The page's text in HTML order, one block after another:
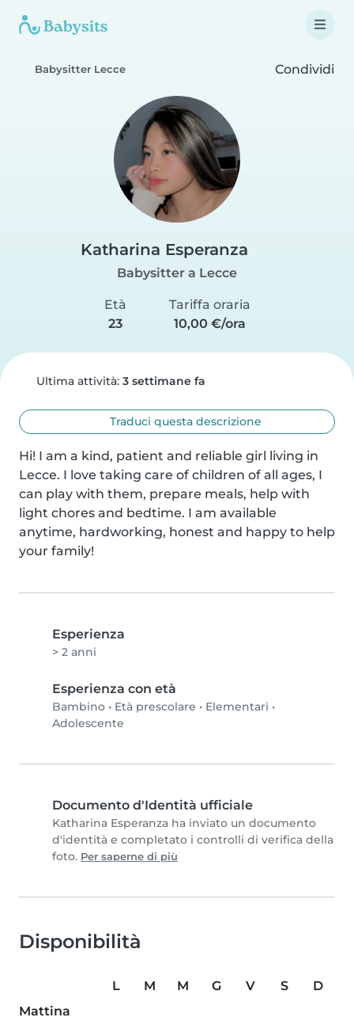
Babysitter Lecce Condividi
Katharina Esperanza
Babysitter a Lecce
Età
23
Tariffa oraria
10,00 €/ora
Ultima attività: 3 settimane fa
Traduci questa descrizione
Hi! I am a kind, patient and reliable girl living in
Lecce. I love taking care of children of all ages, I
can play with them, prepare meals, help with
light chores and bedtime. I am available
anytime, hardworking, honest and happy to help
your family!
Esperienza
> 2 anni
Esperienza con età
Bambino • Età prescolare • Elementari •
Adolescente
Documento d'Identità ufficiale
Katharina Esperanza ha inviato un documento
d'identità e completato i controlli di verifica della
foto. Per saperne di più
Disponibilità
L M M G V S
D
Mattina